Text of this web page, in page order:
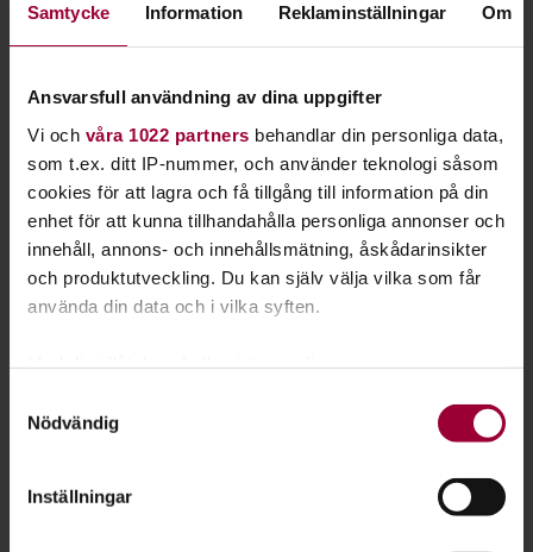
Samtycke Information Reklaminställningar Om
Ansvarsfull användning av dina uppgifter
Vi och våra 1022 partners behandlar din personliga data,
som t.ex. ditt IP-nummer, och använder teknologi såsom
cookies för att lagra och få tillgång till information på din
enhet för att kunna tillhandahålla personliga annonser och
innehåll, annons- och innehållsmätning, åskådarinsikter
och produktutveckling. Du kan själv välja vilka som får
använda din data och i vilka syften.
som kan ha en noggrannhet på upp till flera meter
Nödvändig
Inställningar
Skicka e-post
070-617 44 85